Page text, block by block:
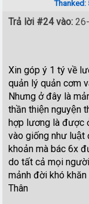
Trả lời #24 vào:
Xin góp ý 1 tý về
quản lý quản cơm
Nhưng ở đây là
thần thiện nguyện
hợp lương là được
vào giống như luật
khoản mà bác 6x
do tất cả mọi
mảnh đời khó khăn
Thân